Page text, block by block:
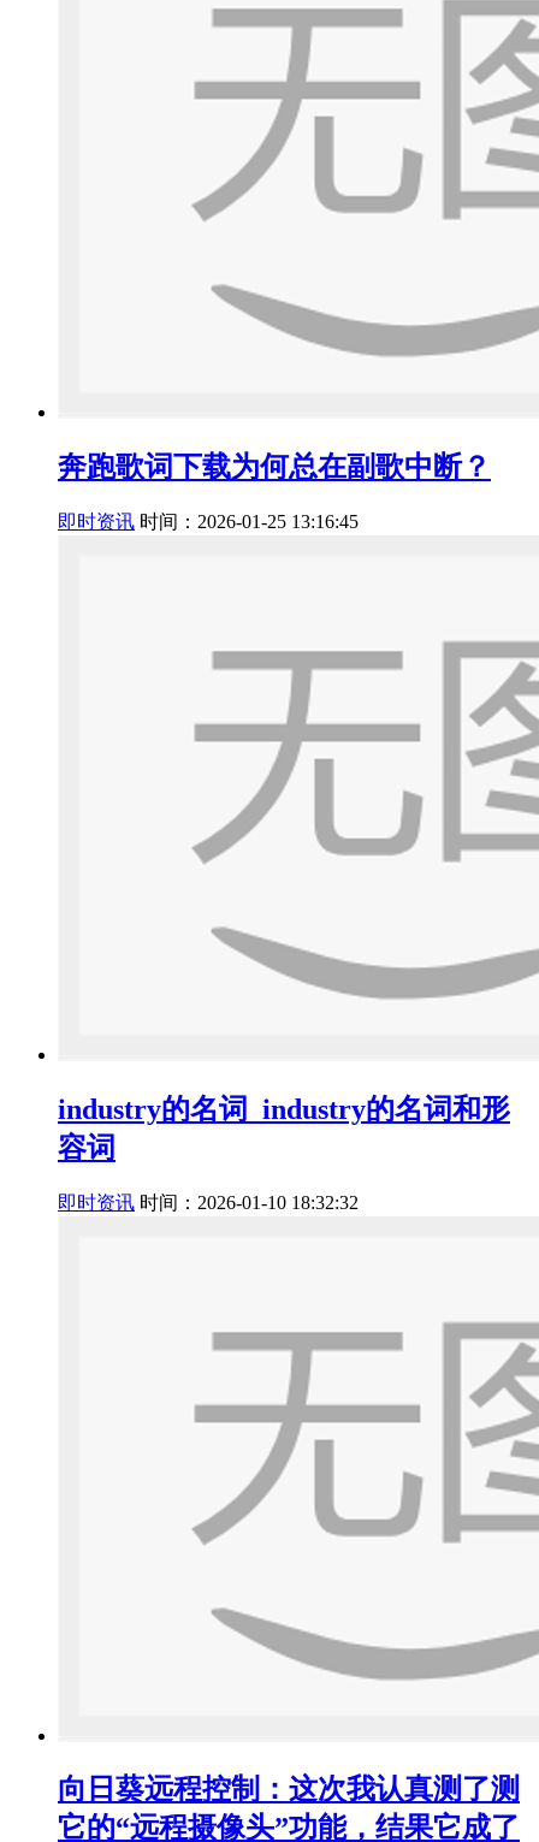
奔跑歌词下载为何总在副歌中断？
即时资讯 时间：2026-01-25 13:16:45
industry的名词_industry的名词和形
容词
即时资讯 时间：2026-01-10 18:32:32
向日葵远程控制：这次我认真测了测
它的“远程摄像头”功能，结果它成了